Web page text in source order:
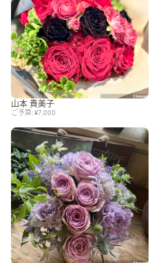
山本 貴美子
ご予算: ¥7,000